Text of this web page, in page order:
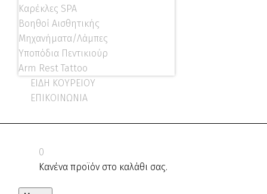
Καρέκλες SPA
Βοηθοί Αισθητικής
Μηχανήματα/Λάμπες
Υποπόδια Πεντικιούρ
Arm Rest Tattoo
ΕΙΔΗ ΚΟΥΡΕΙΟΥ
ΕΠΙΚΟΙΝΩΝΙΑ
0
Κανένα προϊόν στο καλάθι σας.